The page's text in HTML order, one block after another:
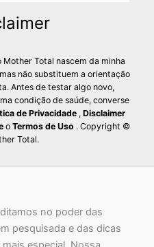
Total nascem da minha
não substituem a orientação
Antes de testar algo novo,
condição de saúde, converse
de Privacidade , Disclaimer
o Termos de Uso . Copyright ©
Total.
no poder das
pesquisada e das dicas